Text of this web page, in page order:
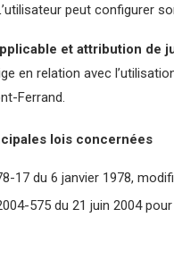
peut configurer
et attribution de
en relation avec
Ferrand.
lois concernées
17 du 6 janvier 1978,
575 du 21 juin 2004